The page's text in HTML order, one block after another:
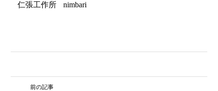
仁張工作所 nimbari
前の記事